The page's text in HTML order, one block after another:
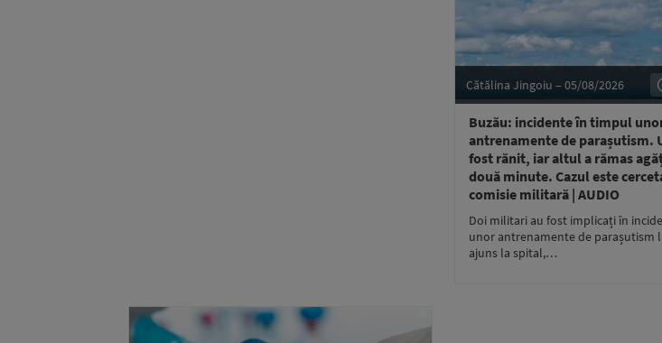
Cătălina Jingoiu – 05/08/2026
Buzău: incidente în timpul
antrenamente de parașutism.
fost rănit, iar altul a rămas
două minute. Cazul este
comisie militară | AUDIO
Doi militari au fost implicați în
unor antrenamente de parașutism
ajuns la spital,…